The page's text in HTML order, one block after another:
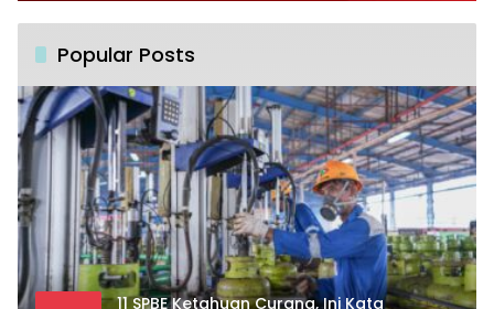
Popular Posts
11 SPBE Ketahuan Curang, Ini Kata